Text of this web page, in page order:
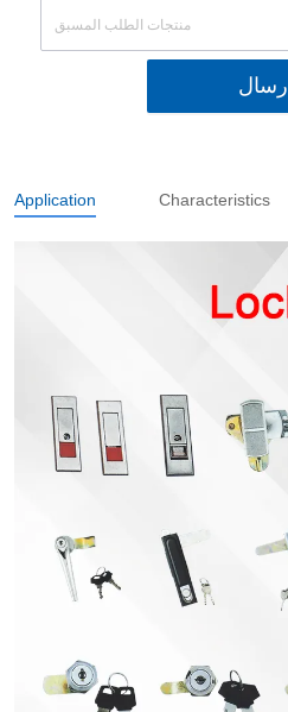
إرسال
Application Characteristics